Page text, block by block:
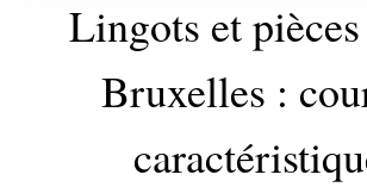
Lingots et
Bruxelles :